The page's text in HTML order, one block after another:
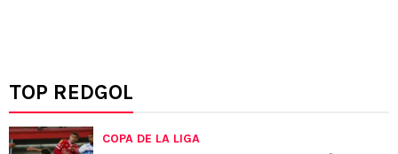
TOP REDGOL
COPA DE LA LIGA